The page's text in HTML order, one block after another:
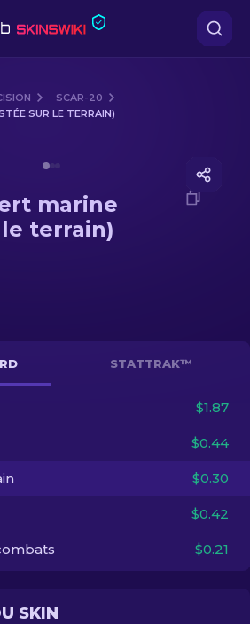
FR
SCAR-20
SUR LE TERRAIN)
marine
terrain)
STATTRAK™
$1.87
$0.44
$0.30
$0.42
$0.21
SKIN